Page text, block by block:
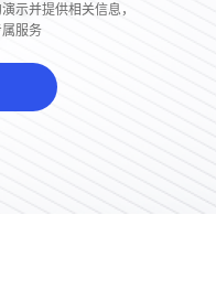
示并提供相关信息，
服务